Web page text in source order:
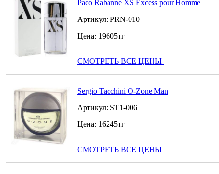
Paco Rabanne XS Excess pour Homme
Артикул: PRN-010
Цена: 19605тг
СМОТРЕТЬ ВСЕ ЦЕНЫ
Sergio Tacchini O-Zone Man
Артикул: ST1-006
Цена: 16245тг
СМОТРЕТЬ ВСЕ ЦЕНЫ